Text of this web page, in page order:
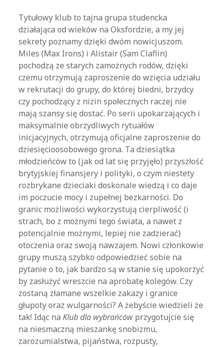
Tytułowy klub to tajna grupa studencka
działająca od wieków na Oksfordzie, a my jej
sekrety poznamy dzięki dwóm nowicjuszom.
Miles (Max Irons) i Alistair (Sam Claflin)
pochodzą ze starych zamożnych rodów, dzięki
czemu otrzymują zaproszenie do wzięcia udziału
w rekrutacji do grupy, do której biedni, brzydcy
czy pochodzący z nizin społecznych raczej nie
mają szansy się dostać. Po serii upokarzających i
maksymalnie obrzydliwych rytuałów
inicjacyjnych, otrzymują oficjalne zaproszenie do
dziesięcioosobowego grona. Ta dziesiątka
młodzieńców to (jak od lat się przyjęło) przyszłość
brytyjskiej finansjery i polityki, o czym niestety
rozbrykane dzieciaki doskonale wiedzą i co daje
im poczucie mocy i zupełnej bezkarności. Do
granic możliwości wykorzystują cierpliwość (i
strach, bo z możnymi tego świata, a nawet z
potencjalnie możnymi, lepiej nie zadzierać)
otoczenia oraz swoją nawzajem. Nowi członkowie
grupy muszą szybko odpowiedzieć sobie na
pytanie o to, jak bardzo są w stanie się upokorzyć
by zasłużyć wreszcie na aprobatę kolegów. Czy
zostaną złamane wszelkie zakazy i granice
głupoty oraz wulgarności? A żebyście wiedzieli że
tak! Idąc naKlub dla wybrańców przygotujcie się
na niesmaczną mieszankę snobizmu,
zarozumialstwa, pijaństwa, rozpusty,